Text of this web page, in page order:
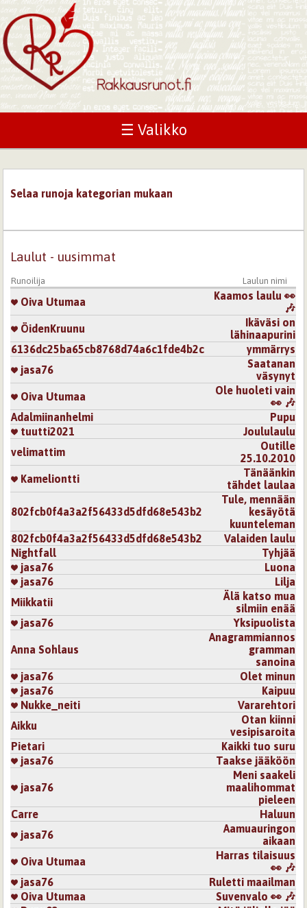
☰ Valikko
Selaa runoja kategorian mukaan
Laulut - uusimmat
Runoilija Laulun nimi
Oiva Utumaa
Kaamos laulu 👀
🎶
ÖidenKruunu
Ikäväsi on
lähinaapurini
6136dc25ba65cb8768d74a6c1fde4b2c
ymmärrys
jasa76
Saatanan
väsynyt
Oiva Utumaa
Ole huoleti vain
👀 🎶
Adalmiinanhelmi
Pupu
tuutti2021
Joululaulu
velimattim
Outille
25.10.2010
Kameliontti
Tänäänkin
tähdet laulaa
802fcb0f4a3a2f56433d5dfd68e543b2
Tule, mennään
kesäyötä
kuunteleman
802fcb0f4a3a2f56433d5dfd68e543b2
Valaiden laulu
Nightfall
Tyhjää
jasa76
Luona
jasa76
Lilja
Miikkatii
Älä katso mua
silmiin enää
jasa76
Yksipuolista
Anna Sohlaus
Anagrammiannos
gramman
sanoina
jasa76
Olet minun
jasa76
Kaipuu
Nukke_neiti
Vararehtori
Aikku
Otan kiinni
vesipisaroita
Pietari
Kaikki tuo suru
jasa76
Taakse jääköön
jasa76
Meni saakeli
maalihommat
pieleen
Carre
Haluun
jasa76
Aamuauringon
aikaan
Oiva Utumaa
Harras tilaisuus
👀 🎶
jasa76
Ruletti maailman
Oiva Utumaa
Suvenvalo 👀 🎶